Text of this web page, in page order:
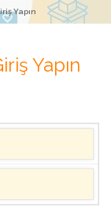
Yapın
Yapın